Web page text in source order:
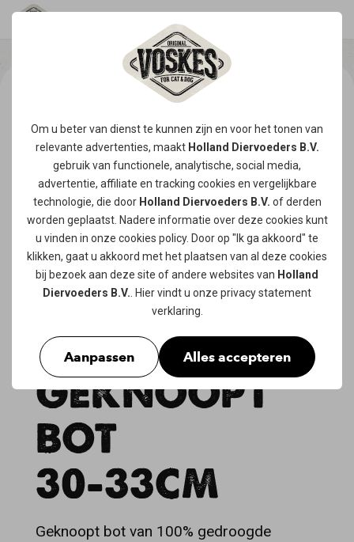
Om u beter van dienst te kunnen zijn en voor het tonen van
relevante advertenties, maakt Holland Diervoeders B.V.
gebruik van functionele, analytische, social media,
advertentie, affiliate en tracking cookies en vergelijkbare
technologie, die door Holland Diervoeders B.V. of derden
worden geplaatst. Nadere informatie over deze cookies kunt
u vinden in onze cookies policy. Door op "Ik ga akkoord" te
klikken, gaat u akkoord met het plaatsen van al deze cookies
bij bezoek aan deze site of andere websites van Holland
Diervoeders B.V. . Hier vindt u onze privacy statement
verklaring.
Aanpassen Alles accepteren
GEKNOOPT
BOT
30-33CM
Geknoopt bot van 100% gedroogde